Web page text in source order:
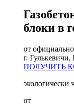
блоки в
от
г.
ПОЛУЧИТЬ
экологически
от